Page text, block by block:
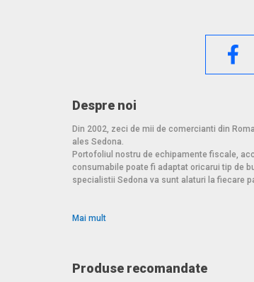
Despre noi
Din 2002, zeci de mii de comercianti din
ales Sedona.
Portofoliul nostru de echipamente fiscale,
consumabile poate fi adaptat oricarui tip de
specialistii Sedona va sunt alaturi la fiecare
Mai mult
Produse recomandate